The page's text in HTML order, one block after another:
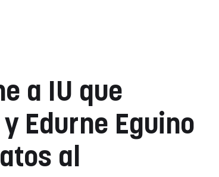
a IU que
Edurne Eguino
al